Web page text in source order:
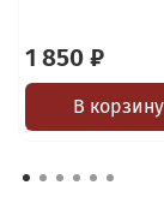
1 850 ₽
В корзину